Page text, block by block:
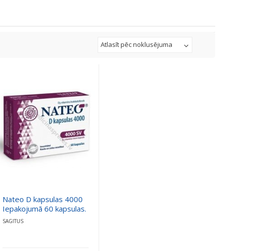
Atlasīt pēc noklusējuma
Nateo D kapsulas 4000
Iepakojumā 60 kapsulas.
SAGITUS